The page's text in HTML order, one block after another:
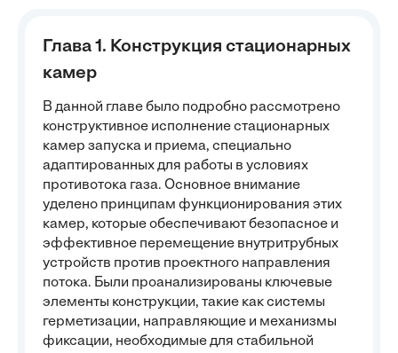
Глава 1. Конструкция стационарных
камер
В данной главе было подробно рассмотрено
конструктивное исполнение стационарных
камер запуска и приема, специально
адаптированных для работы в условиях
противотока газа. Основное внимание
уделено принципам функционирования этих
камер, которые обеспечивают безопасное и
эффективное перемещение внутритрубных
устройств против проектного направления
потока. Были проанализированы ключевые
элементы конструкции, такие как системы
герметизации, направляющие и механизмы
фиксации, необходимые для стабильной